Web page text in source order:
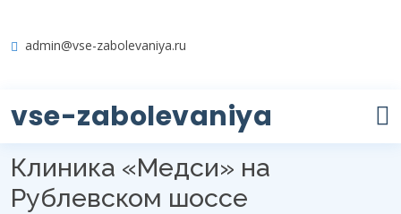
admin@vse-zabolevaniya.ru
vse-zabolevaniya
Клиника «Медси» на
Рублевском шоссе